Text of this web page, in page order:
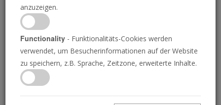
Chinesische Truppen sind letzte Woche in Belarus eingetroffen,
um an gemeinsamen Militärübungen teilzunehmen, ein Schritt,
Anti-Terror-Übung sollte vom 8. bis 19. Juli in der Nähe der
Ukraine grenzt. Es handelt sich um eine klare Provokation gegen
die NATO, die diese Woche einen Gipfel in Washington abhalten
wird.
anzuzeigen.
Functionality - Funktionalitäts-Cookies werden
verwendet, um Besucherinformationen auf der Website
zu speichern, z.B. Sprache, Zeitzone, erweiterte Inhalte.